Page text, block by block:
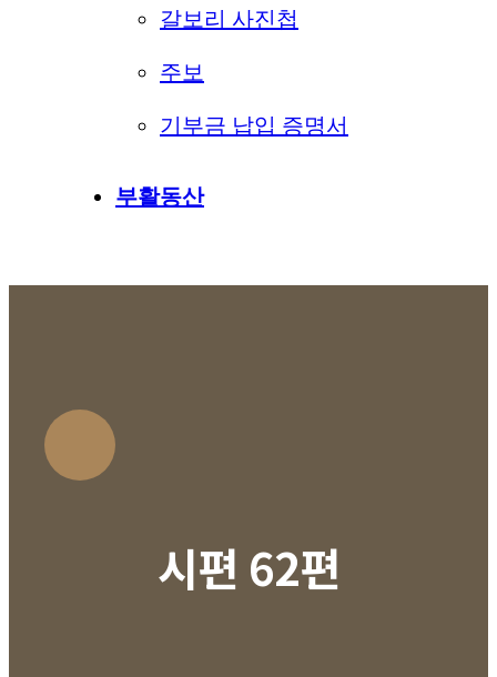
갈보리 사진첩
주보
기부금 납입 증명서
부활동산
시편 62편